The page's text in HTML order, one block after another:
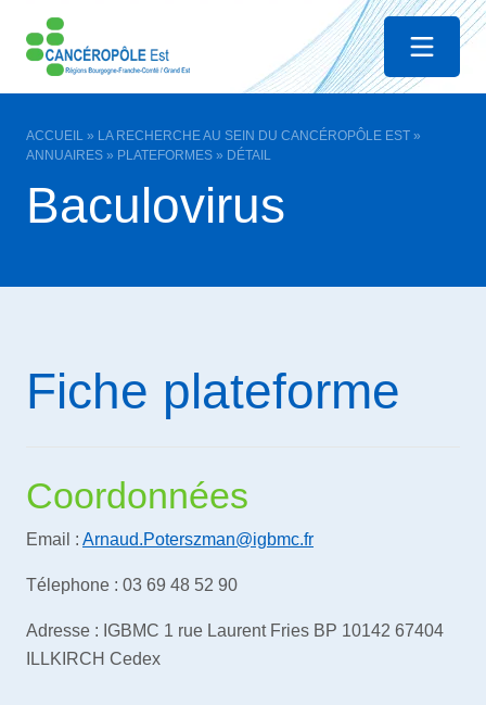
Menu
ACCUEIL » LA RECHERCHE AU SEIN DU CANCÉROPÔLE EST »
ANNUAIRES » PLATEFORMES » DÉTAIL
Baculovirus
Fiche plateforme
Coordonnées
Email : Arnaud.Poterszman@igbmc.fr
Télephone : 03 69 48 52 90
Adresse : IGBMC 1 rue Laurent Fries BP 10142 67404
ILLKIRCH Cedex